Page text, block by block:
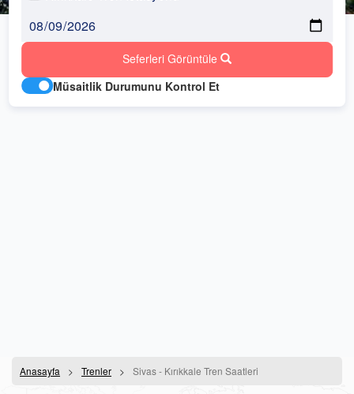
Seferleri Görüntüle
Müsaitlik Durumunu Kontrol Et
Anasayfa Trenler Sivas - Kırıkkale Tren Saatleri